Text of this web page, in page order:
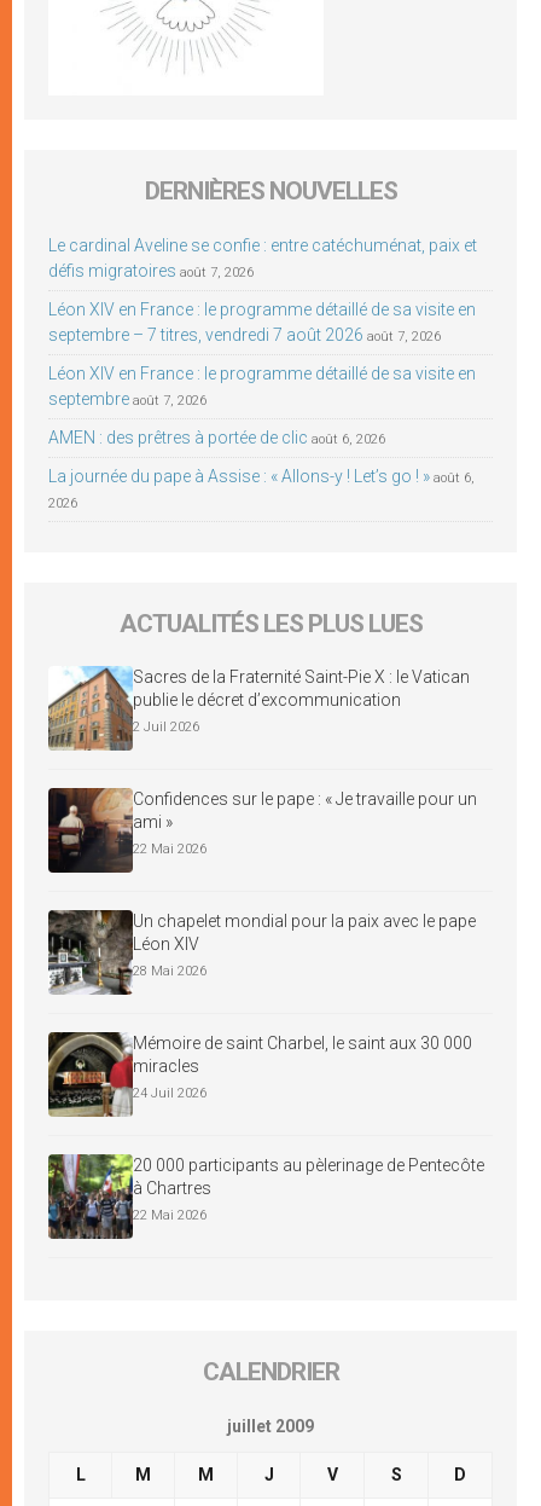
DERNIÈRES NOUVELLES
Le cardinal Aveline se confie : entre catéchuménat, paix et
défis migratoires août 7, 2026
Léon XIV en France : le programme détaillé de sa visite en
septembre – 7 titres, vendredi 7 août 2026 août 7, 2026
Léon XIV en France : le programme détaillé de sa visite en
septembre août 7, 2026
AMEN : des prêtres à portée de clic août 6, 2026
La journée du pape à Assise : « Allons-y ! Let’s go ! » août 6,
2026
ACTUALITÉS LES PLUS LUES
Sacres de la Fraternité Saint-Pie X : le Vatican
publie le décret d’excommunication
2 Juil 2026
Confidences sur le pape : « Je travaille pour un
ami »
22 Mai 2026
Un chapelet mondial pour la paix avec le pape
Léon XIV
28 Mai 2026
Mémoire de saint Charbel, le saint aux 30 000
miracles
24 Juil 2026
20 000 participants au pèlerinage de Pentecôte
à Chartres
22 Mai 2026
CALENDRIER
juillet 2009
L M M J V S D